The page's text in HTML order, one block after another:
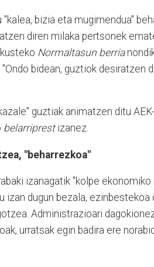
"kalea, bizia eta mugimendua"
diren milaka pertsonek
Normaltasun berria
bidean, guztiok desiratzen
guztiak animatzen ditu
belarriprest izanez.
"beharrezkoa"
izanagatik "kolpe ekonomiko
izan dugun bezala,
Administrazioari
urratsak egin badira ere